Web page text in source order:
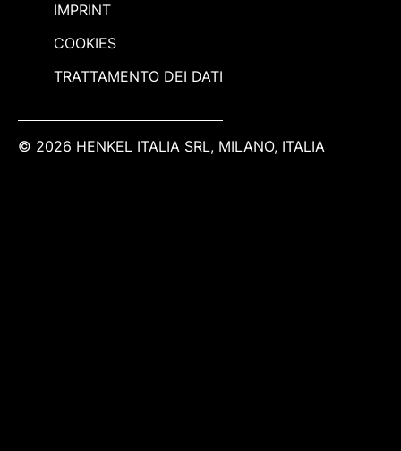
IMPRINT
COOKIES
TRATTAMENTO DEI DATI
© 2026 HENKEL ITALIA SRL, MILANO, ITALIA